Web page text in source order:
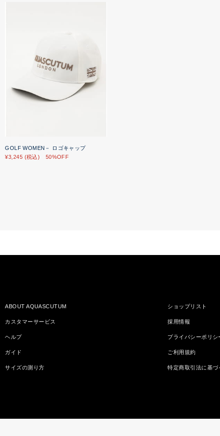
GOLF WOMEN－ ロゴキャップ
¥3,245 (税込) 50%OFF
ABOUT AQUASCUTUM
カスタマーサービス
ヘルプ
ガイド
サイズの測り方
ショップリスト
採用情報
プライバシーポリシ
ご利用規約
特定商取引法に基づ